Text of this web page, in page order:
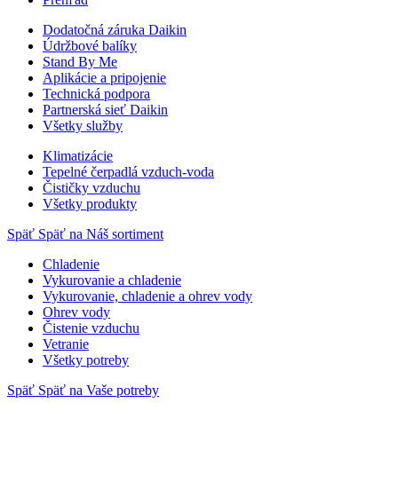
Dodatočná záruka Daikin
Údržbové balíky
Stand By Me
Aplikácie a pripojenie
Technická podpora
Partnerská sieť Daikin
Všetky služby
Klimatizácie
Tepelné čerpadlá vzduch-voda
Čističky vzduchu
Všetky produkty
Späť Späť na Náš sortiment
Chladenie
Vykurovanie a chladenie
Vykurovanie, chladenie a ohrev vody
Ohrev vody
Čistenie vzduchu
Vetranie
Všetky potreby
Späť Späť na Vaše potreby